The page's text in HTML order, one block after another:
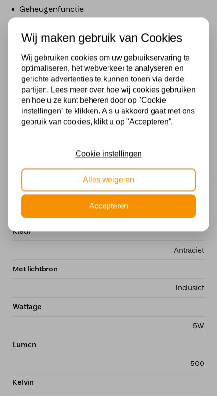
Geheugenfunctie
Kleur: Antraciet
Afmetingen: Ø 16 cm, Hoogte max. 200 cm
DeMUSTERRING CANNON hanglamp is ideaal als
moderne LED pendellamp,sfeerverlichtingof
boven een keukeneiland.
Specificaties
Merk
Trio
Kleur
Antraciet
Met lichtbron
Inclusief
Wattage
5W
Lumen
500
Kelvin
Wij maken gebruik van Cookies
Wij gebruiken cookies om uw gebruikservaring te
optimaliseren, het webverkeer te analyseren en
gerichte advertenties te kunnen tonen via derde
partijen. Lees meer over hoe wij cookies gebruiken
en hoe u ze kunt beheren door op "Cookie
instellingen" te klikken. Als u akkoord gaat met ons
gebruik van cookies, klikt u op "Accepteren”.
Cookie instellingen
Alles weigeren
Accepteren